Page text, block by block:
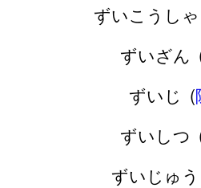
ずいこうしゃ
ずいざん
ずいじ (
ずいしつ
ずいじゅう